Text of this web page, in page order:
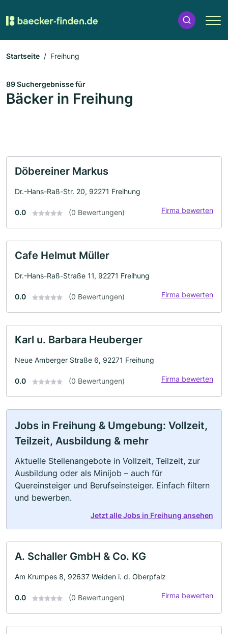
Startseite Freihung
89 Suchergebnisse für
Bäcker in Freihung
Döbereiner Markus
Dr.-Hans-Raß-Str. 20, 92271 Freihung
0.0 (0 Bewertungen) Firma bewerten
Cafe Helmut Müller
Dr.-Hans-Raß-Straße 11, 92271 Freihung
0.0 (0 Bewertungen) Firma bewerten
Karl u. Barbara Heuberger
Neue Amberger Straße 6, 92271 Freihung
0.0 (0 Bewertungen) Firma bewerten
Jobs in Freihung & Umgebung: Vollzeit,
Teilzeit, Ausbildung & mehr
Aktuelle Stellenangebote in Vollzeit, Teilzeit, zur
Ausbildung oder als Minijob – auch für
Quereinsteiger und Berufseinsteiger. Einfach filtern
und bewerben.
Jetzt alle Jobs in Freihung ansehen
A. Schaller GmbH & Co. KG
Am Krumpes 8, 92637 Weiden i. d. Oberpfalz
0.0 (0 Bewertungen) Firma bewerten